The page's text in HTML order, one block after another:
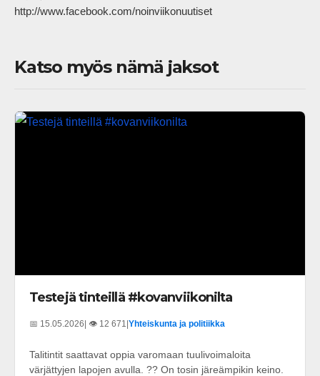
http://www.facebook.com/noinviikonuutiset
Katso myös nämä jaksot
Testejä tinteillä #kovanviikonilta
📅 15.05.2026| 👁️ 12 671 |Yhteiskunta ja politiikka
Talitintit saattavat oppia varomaan tuulivoimaloita
värjättyjen lapojen avulla. ?? On tosin järeämpikin keino.